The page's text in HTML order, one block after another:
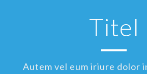
Titel
Autem vel eum iriure dolor